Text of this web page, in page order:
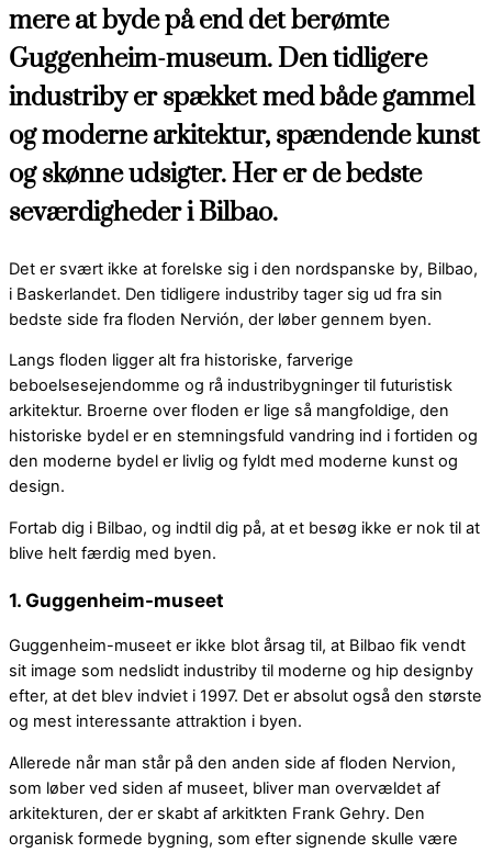
mere at byde på end det berømte
Guggenheim-museum. Den tidligere
industriby er spækket med både gammel
og moderne arkitektur, spændende kunst
og skønne udsigter. Her er de bedste
seværdigheder i Bilbao.
Det er svært ikke at forelske sig i den nordspanske by, Bilbao,
i Baskerlandet. Den tidligere industriby tager sig ud fra sin
bedste side fra floden Nervión, der løber gennem byen.
Langs floden ligger alt fra historiske, farverige
beboelsesejendomme og rå industribygninger til futuristisk
arkitektur. Broerne over floden er lige så mangfoldige, den
historiske bydel er en stemningsfuld vandring ind i fortiden og
den moderne bydel er livlig og fyldt med moderne kunst og
design.
Fortab dig i Bilbao, og indtil dig på, at et besøg ikke er nok til at
blive helt færdig med byen.
1. Guggenheim-museet
Guggenheim-museet er ikke blot årsag til, at Bilbao fik vendt
sit image som nedslidt industriby til moderne og hip designby
efter, at det blev indviet i 1997. Det er absolut også den største
og mest interessante attraktion i byen.
Allerede når man står på den anden side af floden Nervion,
som løber ved siden af museet, bliver man overvældet af
arkitekturen, der er skabt af arkitkten Frank Gehry. Den
organisk formede bygning, som efter signende skulle være